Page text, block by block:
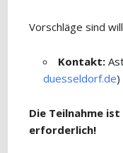
Vorschläge sind
Kontakt:
duesseldorf.de)
Die Teilnahme
erforderlich!